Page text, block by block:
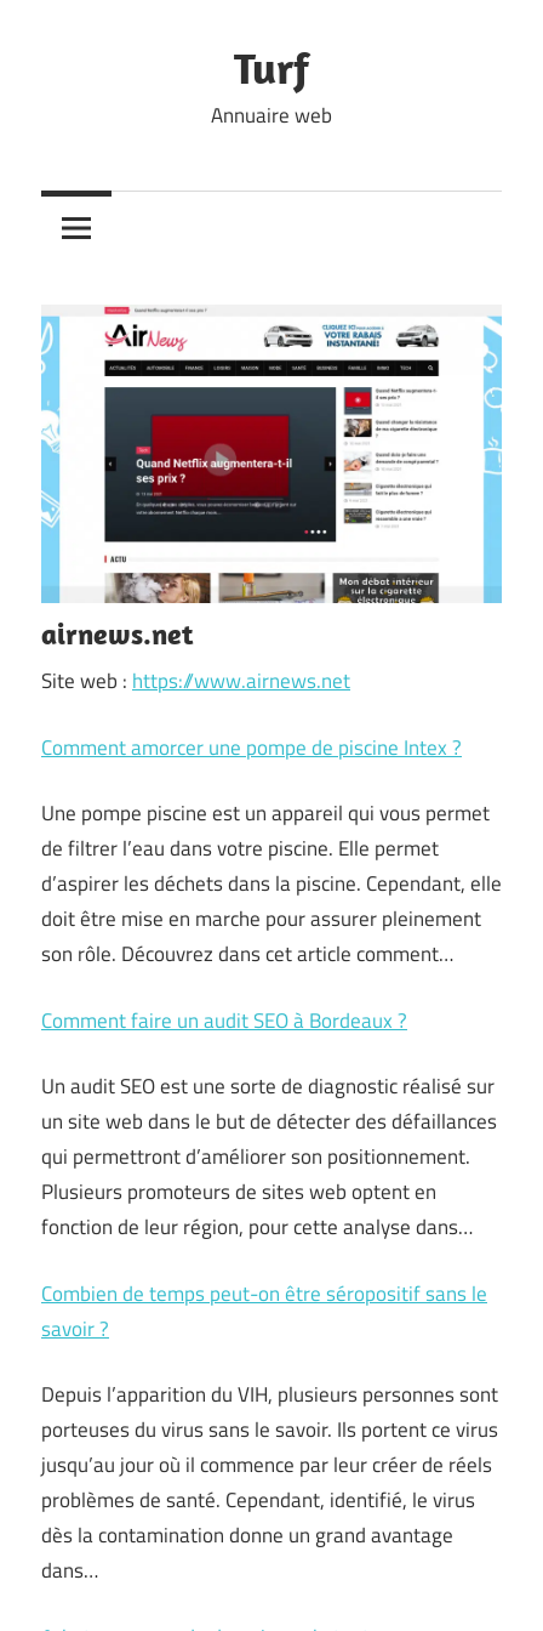
Turf
Annuaire web
airnews.net
Site web : https://www.airnews.net
Comment amorcer une pompe de piscine Intex ?
Une pompe piscine est un appareil qui vous permet
de filtrer l’eau dans votre piscine. Elle permet
d’aspirer les déchets dans la piscine. Cependant, elle
doit être mise en marche pour assurer pleinement
son rôle. Découvrez dans cet article comment…
Comment faire un audit SEO à Bordeaux ?
Un audit SEO est une sorte de diagnostic réalisé sur
un site web dans le but de détecter des défaillances
qui permettront d’améliorer son positionnement.
Plusieurs promoteurs de sites web optent en
fonction de leur région, pour cette analyse dans…
Combien de temps peut-on être séropositif sans le
savoir ?
Depuis l’apparition du VIH, plusieurs personnes sont
porteuses du virus sans le savoir. Ils portent ce virus
jusqu’au jour où il commence par leur créer de réels
problèmes de santé. Cependant, identifié, le virus
dès la contamination donne un grand avantage
dans…